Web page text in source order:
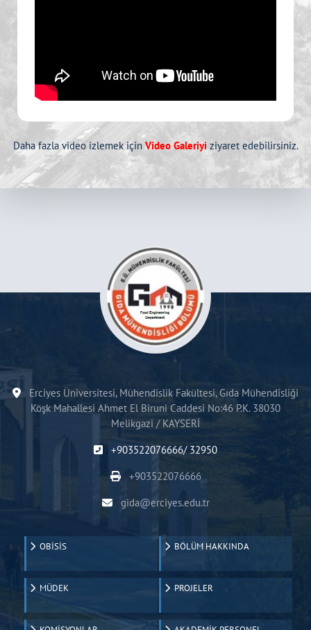
Daha fazla video izlemek için Video Galeriyi ziyaret edebilirsiniz.
Erciyes Üniversitesi, Mühendislik Fakültesi, Gıda Mühendisliği
Köşk Mahallesi Ahmet El Biruni Caddesi No:46 P.K. 38030
Melikgazi / KAYSERİ
+903522076666/ 32950
+903522076666
gida@erciyes.edu.tr
OBİSİS BÖLÜM HAKKINDA
MÜDEK PROJELER